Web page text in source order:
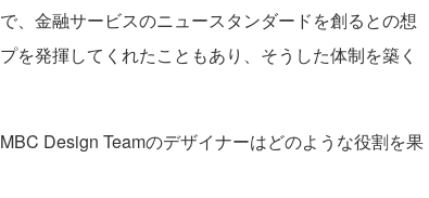
、金融サービスのニュースタンダードを創るとの想
を発揮してくれたこともあり、そうした体制を築く
Design Teamのデザイナーはどのような役割を果